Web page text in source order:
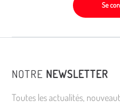
Se
NOTRE NEWSLETTER
Toutes les actualités,